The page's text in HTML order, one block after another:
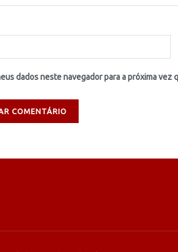
dados neste navegador para a próxima vez